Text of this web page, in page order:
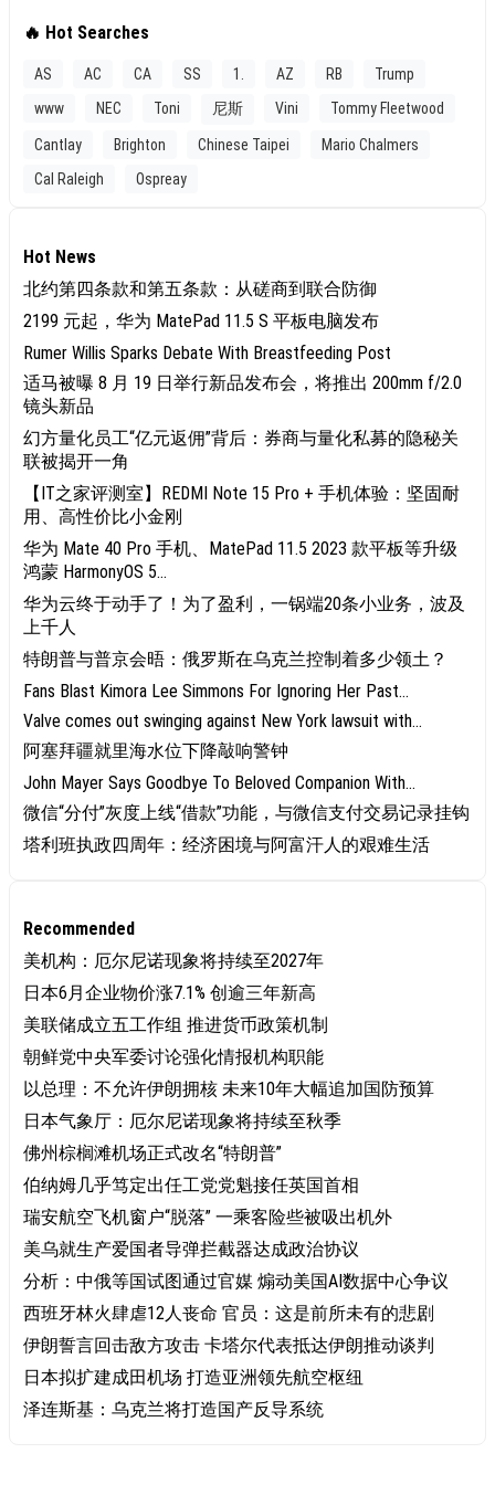
🔥 Hot Searches
AS AC CA SS 1. AZ RB
Trump
www
NEC Toni 尼斯 Vini Tommy Fleetwood
Cantlay Brighton Chinese Taipei
Mario Chalmers
Cal Raleigh
Ospreay
Hot News
北约第四条款和第五条款：从磋商到联合防御
2199 元起，华为 MatePad 11.5 S 平板电脑发布
Rumer Willis Sparks Debate With Breastfeeding Post
适马被曝 8 月 19 日举行新品发布会，将推出 200mm f/2.0
镜头新品
幻方量化员工“亿元返佣”背后：券商与量化私募的隐秘关
联被揭开一角
【IT之家评测室】REDMI Note 15 Pro + 手机体验：坚固耐
用、高性价比小金刚
华为 Mate 40 Pro 手机、MatePad 11.5 2023 款平板等升级
鸿蒙 HarmonyOS 5...
华为云终于动手了！为了盈利，一锅端20条小业务，波及
上千人
特朗普与普京会晤：俄罗斯在乌克兰控制着多少领土？
Fans Blast Kimora Lee Simmons For Ignoring Her Past...
Valve comes out swinging against New York lawsuit with...
阿塞拜疆就里海水位下降敲响警钟
John Mayer Says Goodbye To Beloved Companion With...
微信“分付”灰度上线“借款”功能，与微信支付交易记录挂钩
塔利班执政四周年：经济困境与阿富汗人的艰难生活
Recommended
美机构：厄尔尼诺现象将持续至2027年
日本6月企业物价涨7.1% 创逾三年新高
美联储成立五工作组 推进货币政策机制
朝鲜党中央军委讨论强化情报机构职能
以总理：不允许伊朗拥核 未来10年大幅追加国防预算
日本气象厅：厄尔尼诺现象将持续至秋季
佛州棕榈滩机场正式改名“特朗普”
伯纳姆几乎笃定出任工党党魁接任英国首相
瑞安航空飞机窗户“脱落” 一乘客险些被吸出机外
美乌就生产爱国者导弹拦截器达成政治协议
分析：中俄等国试图通过官媒 煽动美国AI数据中心争议
西班牙林火肆虐12人丧命 官员：这是前所未有的悲剧
伊朗誓言回击敌方攻击 卡塔尔代表抵达伊朗推动谈判
日本拟扩建成田机场 打造亚洲领先航空枢纽
泽连斯基：乌克兰将打造国产反导系统